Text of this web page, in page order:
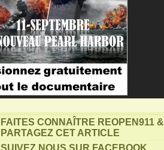
FAITES CONNAÎTRE REOPEN911 &
PARTAGEZ CET ARTICLE
SUIVEZ NOUS SUR FACEBOOK.